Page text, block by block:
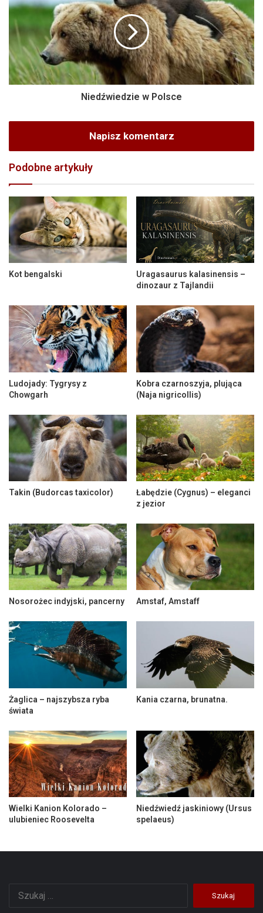
Niedźwiedzie w Polsce
Napisz komentarz
Podobne artykuły
Kot bengalski
Uragasaurus kalasinensis –
dinozaur z Tajlandii
Ludojady: Tygrysy z
Chowgarh
Kobra czarnoszyja, plująca
(Naja nigricollis)
Takin (Budorcas taxicolor)
Łabędzie (Cygnus) – eleganci
z jezior
Nosorożec indyjski, pancerny Amstaf, Amstaff
Żaglica – najszybsza ryba
świata
Kania czarna, brunatna.
Wielki Kanion Kolorado –
ulubieniec Roosevelta
Niedźwiedź jaskiniowy (Ursus
spelaeus)